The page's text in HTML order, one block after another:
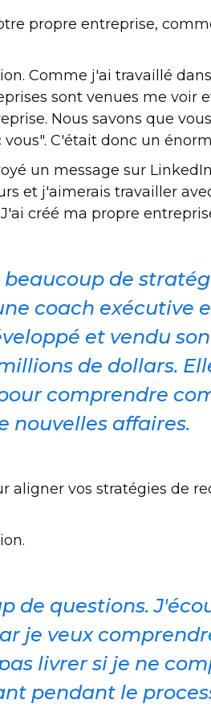
propre entreprise,
Comme j'ai travaillé
sont venues me voir
Nous savons que
C'était donc un
un message sur
et j'aimerais travailler
créé ma propre
de
coach exécutive
et vendu
de dollars.
comprendre
nouvelles affaires.
aligner vos stratégies de
de questions.
je veux
livrer si je ne
pendant le